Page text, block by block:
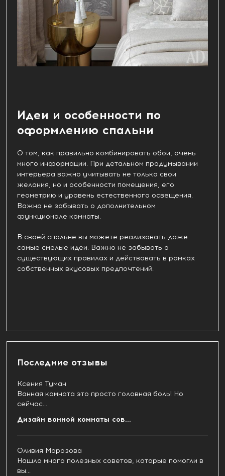
Идеи и особенности по
оформлению спальни
О том, как правильно комбинировать обои, очень
много информации. При детальном продумывании
интерьера важно учитывать не только свои
желания, но и особенности помещения, его
геометрию и уровень естественного освещения.
Важно не забывать о дополнительном
функционале комнаты.
В своей спальне вы можете реализовать даже
самые смелые идеи. Важно не забывать о
существующих правилах и действовать в рамках
собственных вкусовых предпочтений.
Последние отзывы
Ксения Туман
Ванная комната это просто головная боль! Но
сейчас...
Дизайн ванной комнаты сов...
Оливия Морозова
Нашла много полезных советов, которые помогли в
вы...